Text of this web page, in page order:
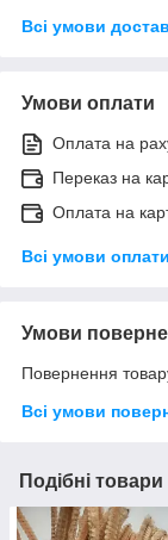
Всі умови
Умови оплати
Оплата на
Переказ на
Оплата на
Всі умови оплати
Умови
Повернення
Всі умови
Подібні товари